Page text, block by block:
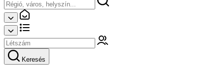
Keresés